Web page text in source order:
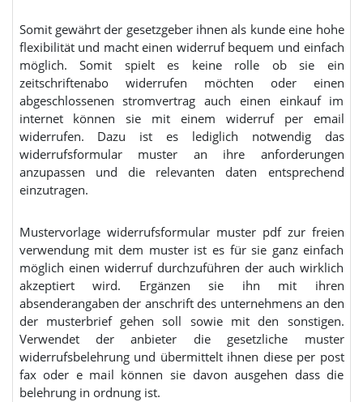
Somit gewährt der gesetzgeber ihnen als kunde eine hohe
flexibilität und macht einen widerruf bequem und einfach
möglich. Somit spielt es keine rolle ob sie ein
zeitschriftenabo widerrufen möchten oder einen
abgeschlossenen stromvertrag auch einen einkauf im
internet können sie mit einem widerruf per email
widerrufen. Dazu ist es lediglich notwendig das
widerrufsformular muster an ihre anforderungen
anzupassen und die relevanten daten entsprechend
einzutragen.
Mustervorlage widerrufsformular muster pdf zur freien
verwendung mit dem muster ist es für sie ganz einfach
möglich einen widerruf durchzuführen der auch wirklich
akzeptiert wird. Ergänzen sie ihn mit ihren
absenderangaben der anschrift des unternehmens an den
der musterbrief gehen soll sowie mit den sonstigen.
Verwendet der anbieter die gesetzliche muster
widerrufsbelehrung und übermittelt ihnen diese per post
fax oder e mail können sie davon ausgehen dass die
belehrung in ordnung ist.